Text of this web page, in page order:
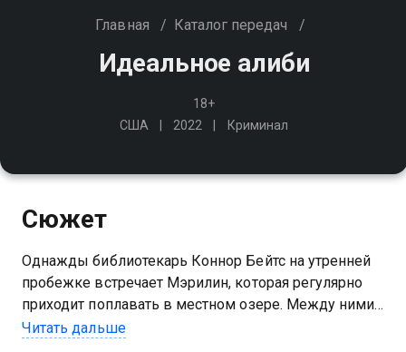
Главная / Каталог передач /
Идеальное алиби
18+
США
2022 Криминал
Сюжет
Однажды библиотекарь Коннор Бейтс на утренней
пробежке встречает Мэрилин, которая регулярно
приходит поплавать в местном озере. Между ними
сразу же пробегает искра, вот только прекрасная
Читать дальше